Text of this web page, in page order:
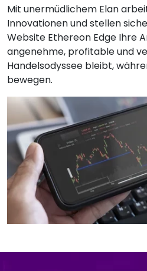
Mit unermüdlichem Elan
Innovationen und stellen
Website Ethereon Edge Ihre
angenehme, profitable und
Handelsodyssee bleibt,
bewegen.